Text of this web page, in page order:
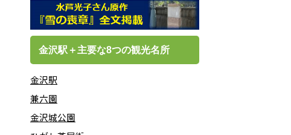
金沢駅＋主要な8つの観光名所
金沢駅
兼六園
金沢城公園